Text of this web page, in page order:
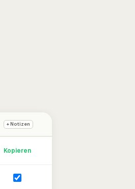
+ Notizen
Kopieren